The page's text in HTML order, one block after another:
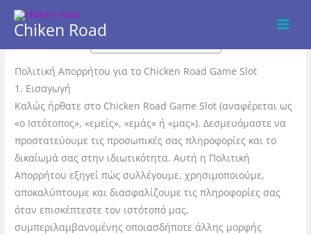
Μετάβαση
στοChiken RoadPage Content
Πολιτική Απορρήτου για το Chicken Road Game Slot
1. Εισαγωγή
Καλώς ήρθατε στο Chicken Road Game Slot (αναφέρεται ως
«ο Ιστότοπος», «εμείς», «εμάς» ή «μας»). Δεσμευόμαστε να
προστατεύουμε τις προσωπικές σας πληροφορίες και το
δικαίωμά σας στην ιδιωτικότητα. Αυτή η Πολιτική
Απορρήτου εξηγεί πώς συλλέγουμε, χρησιμοποιούμε,
αποκαλύπτουμε και διασφαλίζουμε τις πληροφορίες σας
όταν επισκέπτεστε τον ιστότοπό μας,
συμπεριλαμβανομένης οποιασδήποτε άλλης μορφής